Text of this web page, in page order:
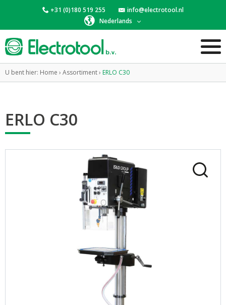
+31 (0)180 519 255
info@electrotool.nl
Nederlands
U bent hier: Home › Assortiment› ERLO C30
ERLO C30